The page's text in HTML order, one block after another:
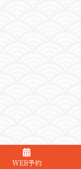
WEB予約